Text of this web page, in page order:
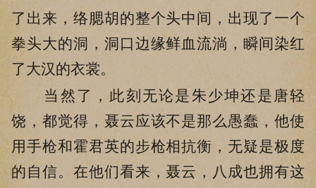
了出来，络腮胡的整个头中间，出现了一个
拳头大的洞，洞口边缘鲜血流淌，瞬间染红
了大汉的衣裳。
当然了，此刻无论是朱少坤还是唐轻
饶，都觉得，聂云应该不是那么愚蠢，他使
用手枪和霍君英的步枪相抗衡，无疑是极度
的自信。在他们看来，聂云，八成也拥有这